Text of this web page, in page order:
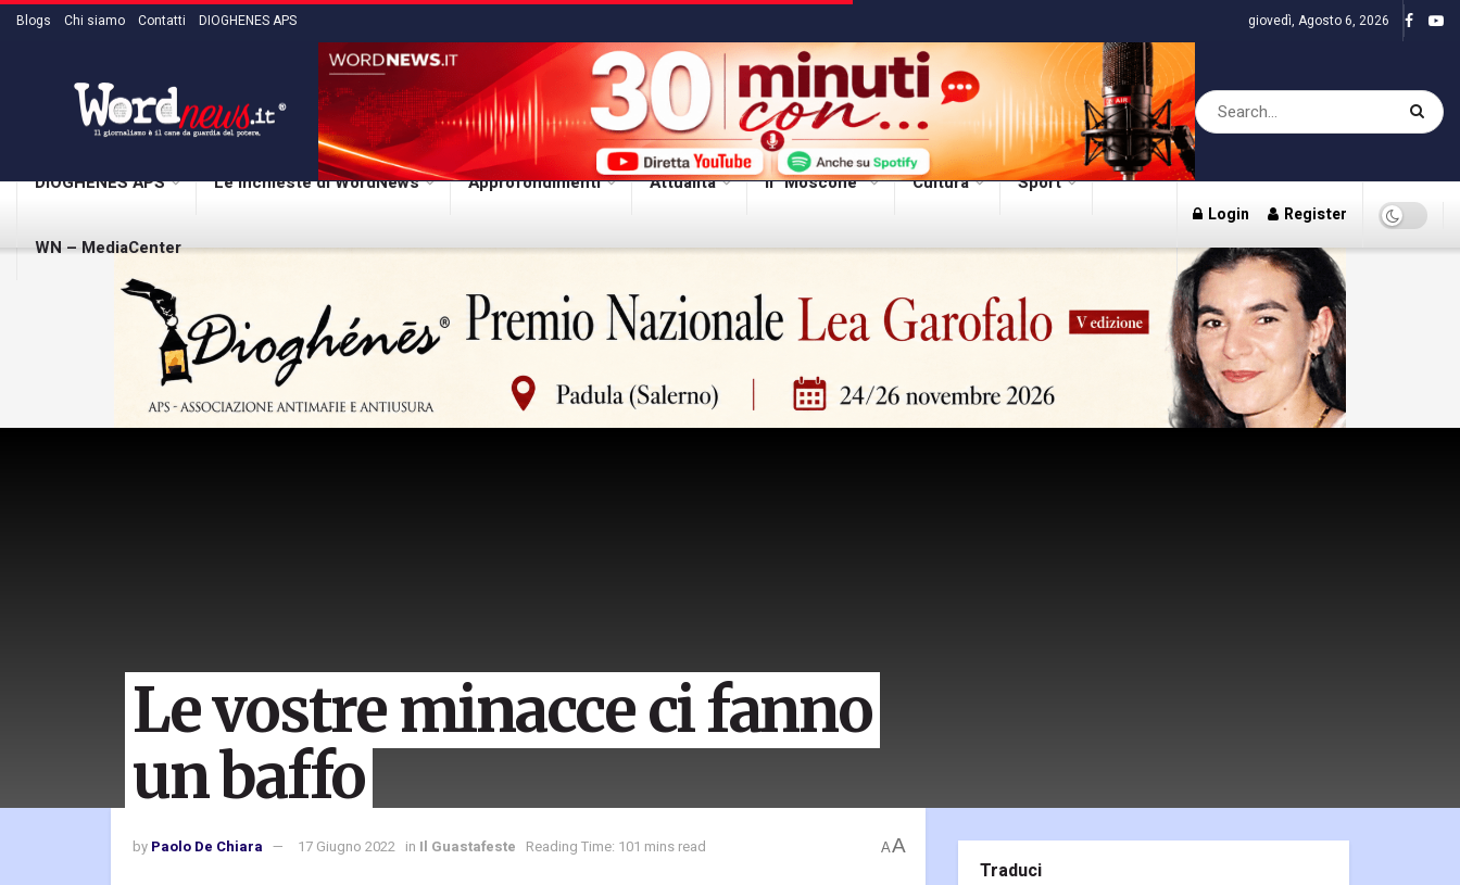
Blogs Chi siamo Contatti DIOGHENES APS giovedì, Agosto 6, 2026
DIOGHENES APS Le inchieste di WordNews Approfondimenti Attualità Il “Moscone” Cultura Sport
WN – MediaCenter
Login Register
Le vostre minacce ci fanno
un baffo
by Paolo De Chiara 17 Giugno 2022 in Il Guastafeste Reading Time: 101 mins read AA
Traduci